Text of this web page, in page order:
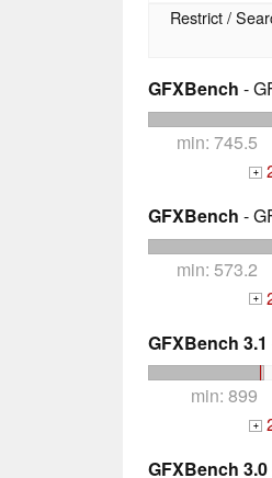
Restrict /
GFXBench -
min:
+
GFXBench -
min:
+
GFXBench 3.1
min:
+
GFXBench 3.0